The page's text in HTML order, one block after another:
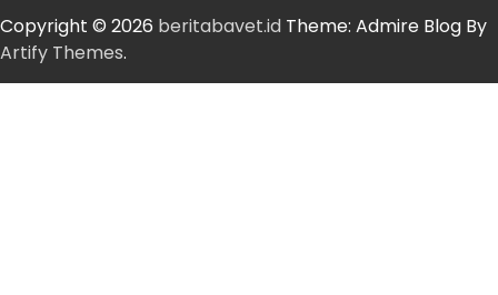
Copyright © 2026 beritabavet.id Theme: Admire Blog By
Artify Themes.